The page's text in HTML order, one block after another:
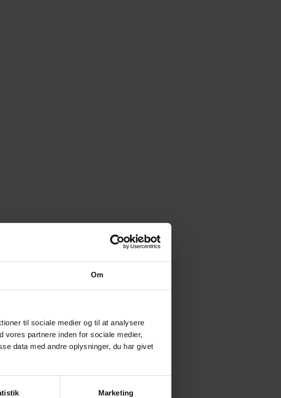
Om
til sociale medier og til at analysere
vores partnere inden for sociale medier,
data med andre oplysninger, du har givet
Marketing